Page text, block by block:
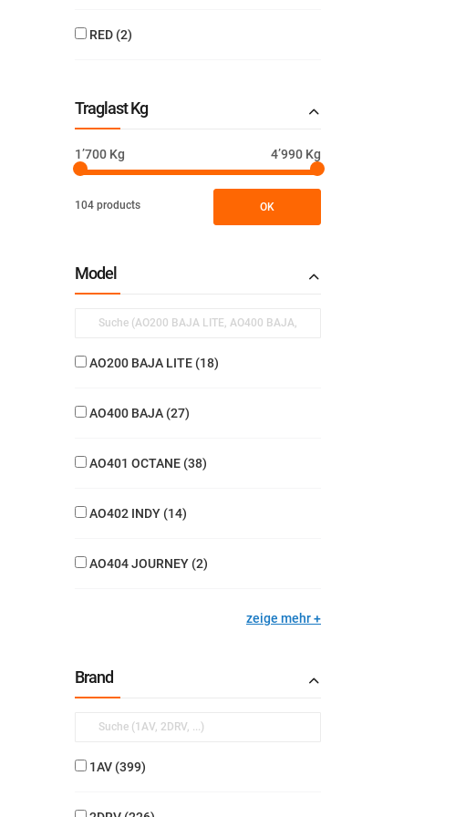
RED 2
Traglast Kg
1’700 Kg 4’990 Kg
104 products OK
Model
AO200 BAJA LITE 18
AO400 BAJA 27
AO401 OCTANE 38
AO402 INDY 14
AO404 JOURNEY 2
zeige mehr
Brand
1AV 399